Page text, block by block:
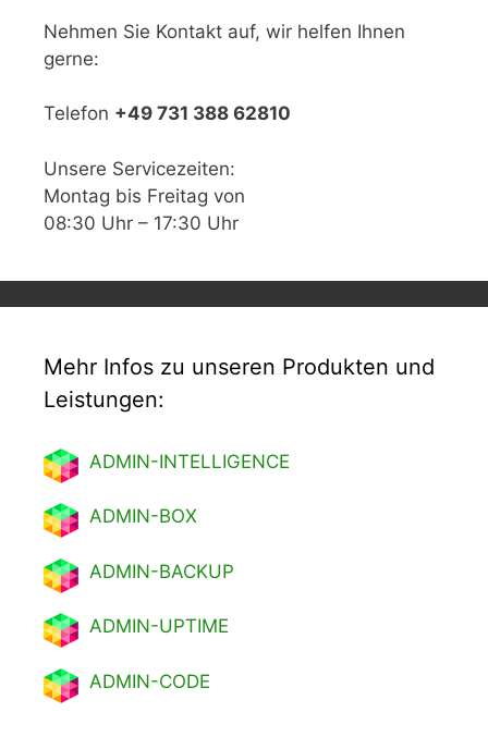
Nehmen Sie Kontakt auf, wir helfen Ihnen
gerne:
Telefon +49 731 388 62810
Unsere Servicezeiten:
Montag bis Freitag von
08:30 Uhr – 17:30 Uhr
Mehr Infos zu unseren Produkten und
Leistungen:
ADMIN-INTELLIGENCE
ADMIN-BOX
ADMIN-BACKUP
ADMIN-UPTIME
ADMIN-CODE